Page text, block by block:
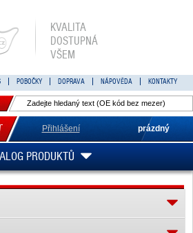
KVALITA
DOSTUPNÁ
VŠEM
POBOČKY DOPRAVA NÁPOVĚDA KONTAKTY
Přihlášení prázdný
PRODUKTŮ